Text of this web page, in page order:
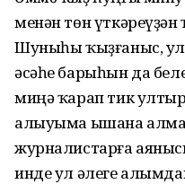
менән төн
Шуныһы ҡыҙғаныс, ул
әсәһе барыһын да
миңә ҡарап тик
алыуыма ышана
журналистарға
инде ул әлеге